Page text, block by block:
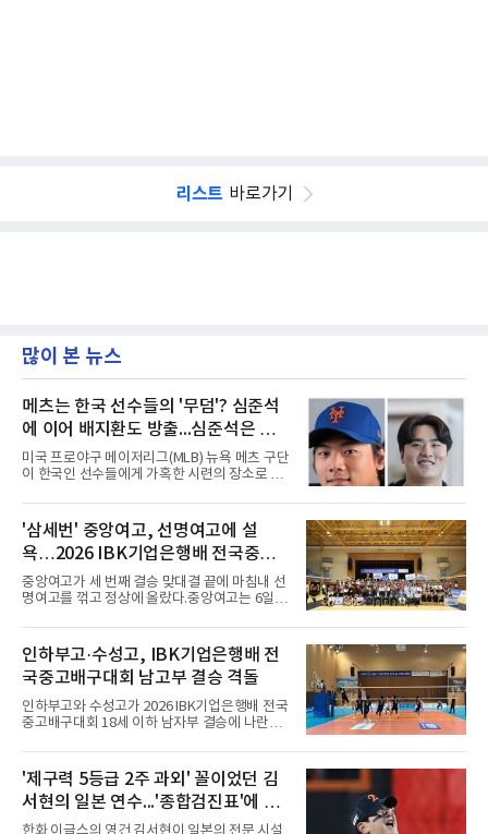
리스트 바로가기
많이 본 뉴스
메츠는 한국 선수들의 '무덤'? 심준석
에 이어 배지환도 방출...심준석은 이
미 귀국, 배지환은 미국 잔류할 듯
미국 프로야구 메이저리그(MLB) 뉴욕 메츠 구단
이 한국인 선수들에게 가혹한 시련의 장소로 전
대형 유망주로 기대를 모았던 투수 심준석에 이
어, 빅리그 경력을 지닌 내외야수 배지환까지 연
달아 뉴욕 메츠 산하 마이너리그에서 방출 통보
를 받는 아픔을 겪었다. 두 선수의 동반 이탈은
메츠 구단이 유독 한국 선수들에게 '기회의 땅'이
아닌 '무덤'처럼 작용하고 있음을 방증하고 있다.
고교 시절 시속 160km에 달하는 강속구로 큰 스
리츠와 마이애미 말린스를 거쳐 메츠에 둥지를
틀며 반등을 노렸으나
'삼세번' 중앙여고, 선명여고에 설
욕…2026 IBK기업은행배 전국중고
배구대회 우승
중앙여고가 세 번째 결승 맞대결 끝에 마침내 선
명여고를 꺾고 정상에 올랐다.중앙여고는 6일
행배 전국중고배구대회 18세 이하 여자부 결승
에서 선명여고를 세트스코어 3-1(13-25, 25-14,
25-17, 25-10)로 물리치고 우승을 차지했다.첫
세트를 13-25로 내주며 불안하게 출발한 중앙여
고는 이후 조직력을 되찾아 2세트부터 경기 주
도권을 완전히 장악했다. 강한 서브와 탄탄한 수
비를 앞세워 내리 세 세트를 따내며 짜릿한 역전
권대회 결승에서 모두 선명여고에 패해 준우승
에 머물렀다. 그러나 세 번째
인하부고·수성고, IBK기업은행배 전
국중고배구대회 남고부 결승 격돌
인하부고와 수성고가 2026 IBK기업은행배 전국
중고배구대회 18세 이하 남자부 결승에 나란히
하부고는 5일 충북 제천실내체육관에서 열린 대
회 남자 18세 이하부 준결승에서 남성고를 세트
스코어 3-1(25-17, 17-25, 25-21, 25-17)로 꺾
고 결승행 티켓을 따냈다. 인하부고는 높은 공격
성공률을 앞세워 경기 주도권을 잡으며 승리를
'제구력 5등급 2주 과외' 꼴이었던 김
서현의 일본 연수...'종합검진표'에 불
과